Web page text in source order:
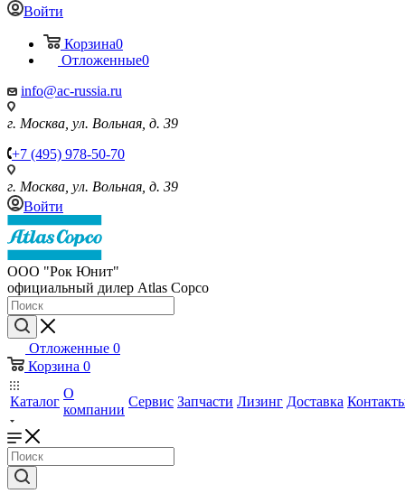
Войти
Корзина0
Отложенные0
info@ac-russia.ru
г. Москва, ул. Вольная, д. 39
+7 (495) 978-50-70
г. Москва, ул. Вольная, д. 39
Войти
ООО "Рок Юнит"
официальный дилер Atlas Copco
Отложенные 0
Корзина 0
Каталог
О
компании
Сервис Запчасти Лизинг Доставка